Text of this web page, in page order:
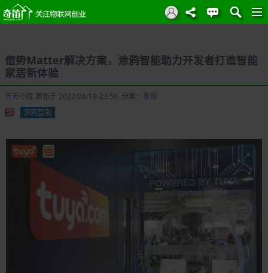
借势Matter解决方案，涂鸦智能助力开发者打造智能
家居新体验
齐天小胜 发布于 2022/08/18-23:56 分类： 发现
涂鸦智能